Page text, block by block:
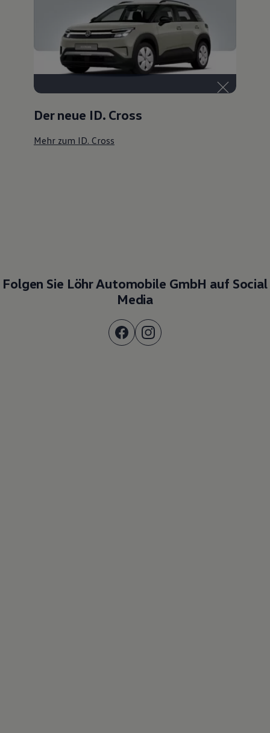
Der neue ID. Cross
Mehr zum ID. Cross
Folgen Sie Löhr Automobile GmbH auf Social
Media